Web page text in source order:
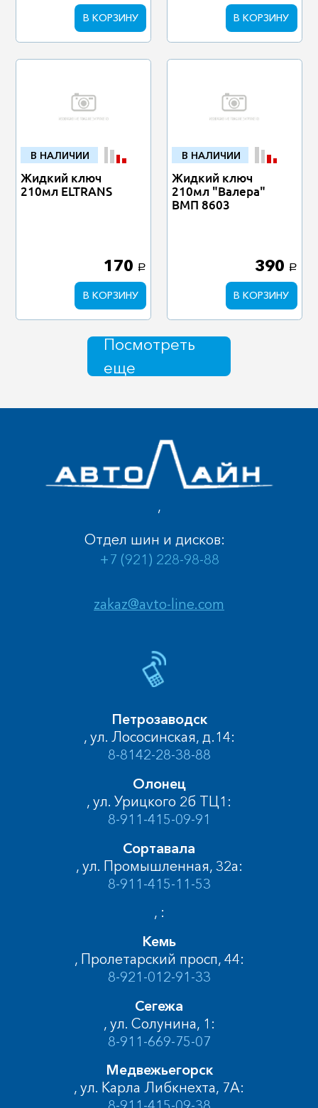
В КОРЗИНУ В КОРЗИНУ
В НАЛИЧИИ
Жидкий ключ
210мл ELTRANS
170 a
В КОРЗИНУ
В НАЛИЧИИ
Жидкий ключ
210мл "Валера"
ВМП 8603
390 a
В КОРЗИНУ
Посмотреть
еще
,
zakaz@avto-line.com
Отдел шин и дисков:
+7 (921) 228-98-88
Петрозаводск
, ул. Лососинская, д.14:
8-8142-28-38-88
Олонец
, ул. Урицкого 2б ТЦ1:
8-911-415-09-91
Сортавала
, ул. Промышленная, 32а:
8-911-415-11-53
, :
Кемь
, Пролетарский просп, 44:
8-921-012-91-33
Сегежа
, ул. Солунина, 1:
8-911-669-75-07
Медвежьегорск
, ул. Карла Либкнехта, 7А: